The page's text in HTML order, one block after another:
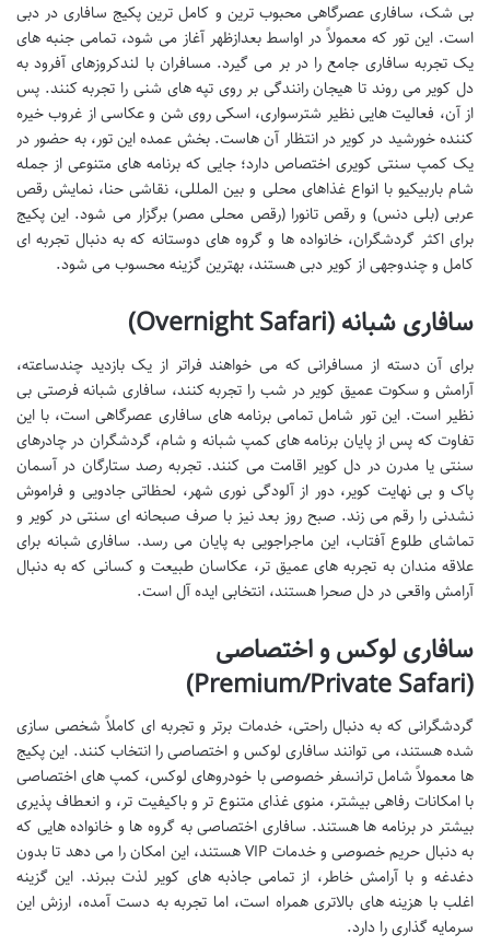
بی شک، سافاری عصرگاهی محبوب ترین و کامل ترین پکیج سافاری در دبی
است. این تور که معمولاً در اواسط بعدازظهر آغاز می شود، تمامی جنبه های
یک تجربه سافاری جامع را در بر می گیرد. مسافران با لندکروزهای آفرود به
دل کویر می روند تا هیجان رانندگی بر روی تپه های شنی را تجربه کنند. پس
از آن، فعالیت هایی نظیر شترسواری، اسکی روی شن و عکاسی از غروب خیره
کننده خورشید در کویر در انتظار آن هاست. بخش عمده این تور، به حضور در
یک کمپ سنتی کویری اختصاص دارد؛ جایی که برنامه های متنوعی از جمله
شام باربیکیو با انواع غذاهای محلی و بین المللی، نقاشی حنا، نمایش رقص
عربی (بلی دنس) و رقص تانورا (رقص محلی مصر) برگزار می شود. این پکیج
برای اکثر گردشگران، خانواده ها و گروه های دوستانه که به دنبال تجربه ای
کامل و چندوجهی از کویر دبی هستند، بهترین گزینه محسوب می شود.
سافاری شبانه (Overnight Safari)
برای آن دسته از مسافرانی که می خواهند فراتر از یک بازدید چندساعته،
آرامش و سکوت عمیق کویر در شب را تجربه کنند، سافاری شبانه فرصتی بی
نظیر است. این تور شامل تمامی برنامه های سافاری عصرگاهی است، با این
تفاوت که پس از پایان برنامه های کمپ شبانه و شام، گردشگران در چادرهای
سنتی یا مدرن در دل کویر اقامت می کنند. تجربه رصد ستارگان در آسمان
پاک و بی نهایت کویر، دور از آلودگی نوری شهر، لحظاتی جادویی و فراموش
نشدنی را رقم می زند. صبح روز بعد نیز با صرف صبحانه ای سنتی در کویر و
تماشای طلوع آفتاب، این ماجراجویی به پایان می رسد. سافاری شبانه برای
علاقه مندان به تجربه های عمیق تر، عکاسان طبیعت و کسانی که به دنبال
آرامش واقعی در دل صحرا هستند، انتخابی ایده آل است.
سافاری لوکس و اختصاصی
(Premium/Private Safari)
گردشگرانی که به دنبال راحتی، خدمات برتر و تجربه ای کاملاً شخصی سازی
شده هستند، می توانند سافاری لوکس و اختصاصی را انتخاب کنند. این پکیج
ها معمولاً شامل ترانسفر خصوصی با خودروهای لوکس، کمپ های اختصاصی
با امکانات رفاهی بیشتر، منوی غذای متنوع تر و باکیفیت تر، و انعطاف پذیری
بیشتر در برنامه ها هستند. سافاری اختصاصی به گروه ها و خانواده هایی که
به دنبال حریم خصوصی و خدمات VIP هستند، این امکان را می دهد تا بدون
دغدغه و با آرامش خاطر، از تمامی جاذبه های کویر لذت ببرند. این گزینه
اغلب با هزینه های بالاتری همراه است، اما تجربه به دست آمده، ارزش این
سرمایه گذاری را دارد.